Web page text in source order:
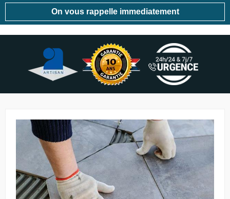
On vous rappelle immediatement